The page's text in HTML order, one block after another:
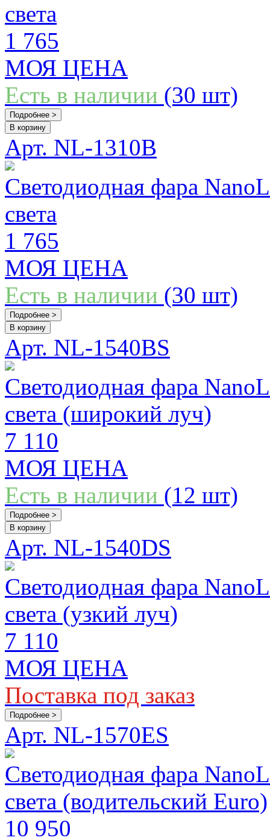
света
1 765
МОЯ ЦЕНА
Есть в наличии (30 шт)
Подробнее >
В корзину
Арт. NL-1310B
Светодиодная фара
света
1 765
МОЯ ЦЕНА
Есть в наличии (30 шт)
Подробнее >
В корзину
Арт. NL-1540BS
Светодиодная фара
света (широкий луч)
7 110
МОЯ ЦЕНА
Есть в наличии (12 шт)
Подробнее >
В корзину
Арт. NL-1540DS
Светодиодная фара
света (узкий луч)
7 110
МОЯ ЦЕНА
Поставка под заказ
Подробнее >
Арт. NL-1570ES
Светодиодная фара
света (водительский Euro)
10 950